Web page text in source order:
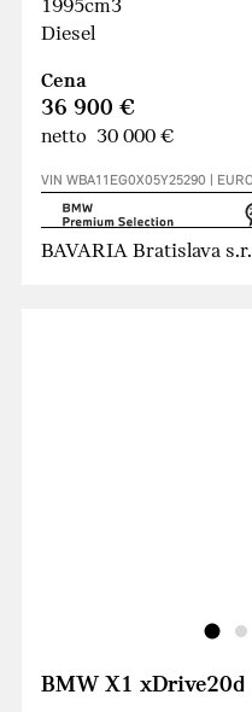
1995cm3
Diesel
Cena
36 900 €
netto 30 000 €
VIN WBA11EG0X05Y25290 |
BAVARIA Bratislava
BMW X1 xDrive20d